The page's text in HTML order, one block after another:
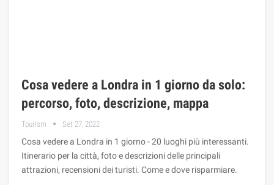
Cosa vedere a Londra in 1 giorno da solo:
percorso, foto, descrizione, mappa
Tourism Set 27, 2022
Cosa vedere a Londra in 1 giorno - 20 luoghi più interessanti.
Itinerario per la città, foto e descrizioni delle principali
attrazioni, recensioni dei turisti. Come e dove risparmiare.